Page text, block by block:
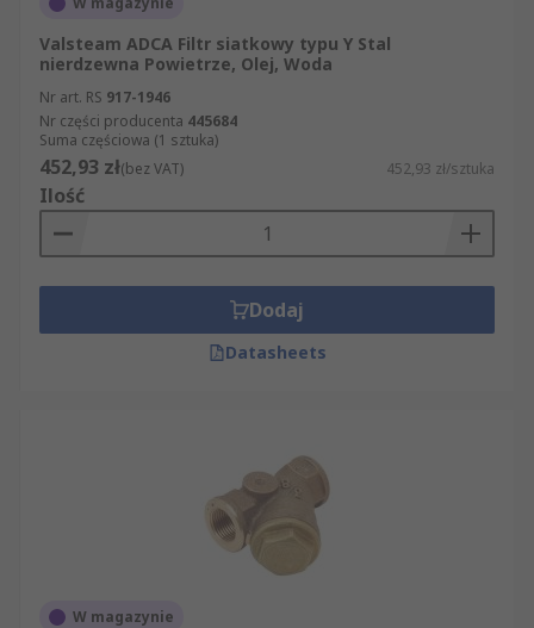
Valsteam ADCA Filtr siatkowy typu Y Stal
nierdzewna Powietrze, Olej, Woda
Nr art. RS 917-1946
Nr części producenta 445684
Suma częściowa (1 sztuka)
452,93 zł(bez VAT) 452,93 zł/sztuka
Ilość
Dodaj
Datasheets
W magazynie